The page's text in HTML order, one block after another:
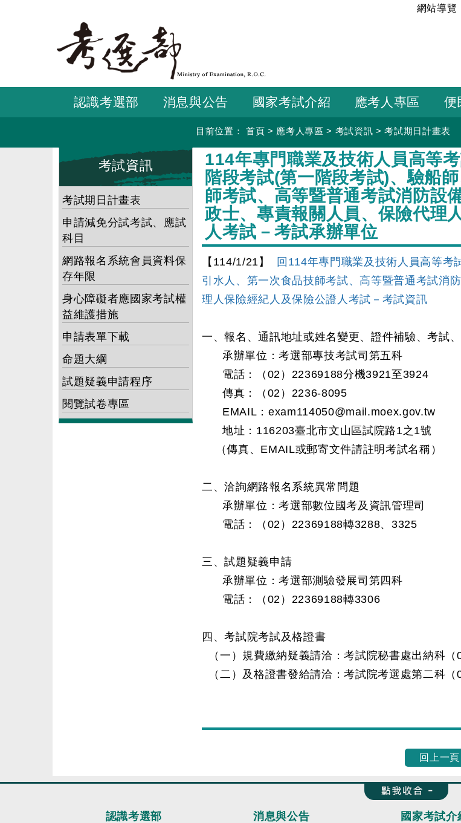
要
容
:::
網站導覽
認識考選部 消息與公告 國家考試介紹 應考人專區 便
目前位置： 首頁 > 應考人專區 > 考試資訊 >考試期日計畫表
考試資訊
考試期日計畫表
申請減免分試考試、應試
科目
網路報名系統會員資料保
存年限
身心障礙者應國家考試權
益維護措施
申請表單下載
命題大綱
試題疑義申請程序
閱覽試卷專區
:::
114年專門職業及技術人員高等
階段考試(第一階段考試)、驗船
師考試、高等暨普通考試消防設
政士、專責報關人員、保險代理
人考試－考試承辦單位
【114/1/21】
回114年專門職業及技術人員高等考
引水人、第一次食品技師考試、高等暨普通考試消
理人保險經紀人及保險公證人考試－考試資訊
一、報名、通訊地址或姓名變更、證件補驗、考試
承辦單位：考選部專技考試司第五科
電話：（02）22369188分機3921至3924
傳真：（02）2236-8095
EMAIL：exam114050@mail.moex.gov.tw
地址：116203臺北市文山區試院路1之1號
（傳真、EMAIL或郵寄文件請註明考試名稱）
二、洽詢網路報名系統異常問題
承辦單位：考選部數位國考及資訊管理司
電話：（02）22369188轉3288、3325
三、試題疑義申請
承辦單位：考選部測驗發展司第四科
電話：（02）22369188轉3306
四、考試院考試及格證書
（一）規費繳納疑義請洽：考試院秘書處出納科
（二）及格證書發給請洽：考試院考選處第二科
回上一頁
收合 FatFooter
認識考選部 消息與公告 國家考試介